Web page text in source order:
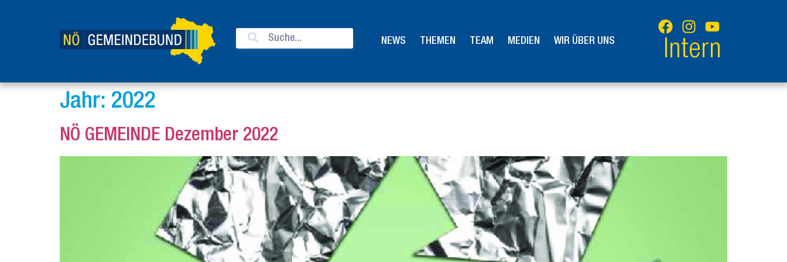
NEWS THEMEN TEAM MEDIEN WIR ÜBER UNS Intern
Jahr: 2022
NÖ GEMEINDE Dezember 2022